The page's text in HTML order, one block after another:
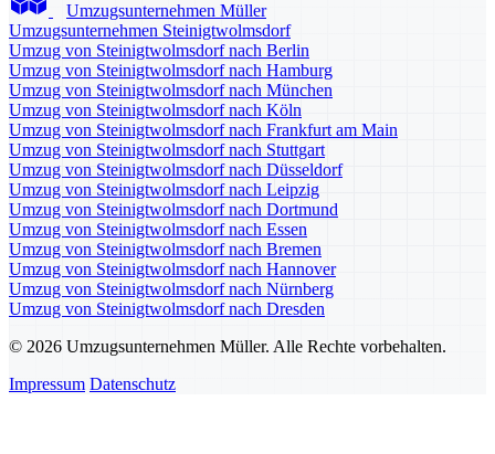
Umzugsunternehmen Müller
Umzugsunternehmen Steinigtwolmsdorf
Umzug von Steinigtwolmsdorf nach Berlin
Umzug von Steinigtwolmsdorf nach Hamburg
Umzug von Steinigtwolmsdorf nach München
Umzug von Steinigtwolmsdorf nach Köln
Umzug von Steinigtwolmsdorf nach Frankfurt am Main
Umzug von Steinigtwolmsdorf nach Stuttgart
Umzug von Steinigtwolmsdorf nach Düsseldorf
Umzug von Steinigtwolmsdorf nach Leipzig
Umzug von Steinigtwolmsdorf nach Dortmund
Umzug von Steinigtwolmsdorf nach Essen
Umzug von Steinigtwolmsdorf nach Bremen
Umzug von Steinigtwolmsdorf nach Hannover
Umzug von Steinigtwolmsdorf nach Nürnberg
Umzug von Steinigtwolmsdorf nach Dresden
© 2026 Umzugsunternehmen Müller. Alle Rechte vorbehalten.
Impressum Datenschutz